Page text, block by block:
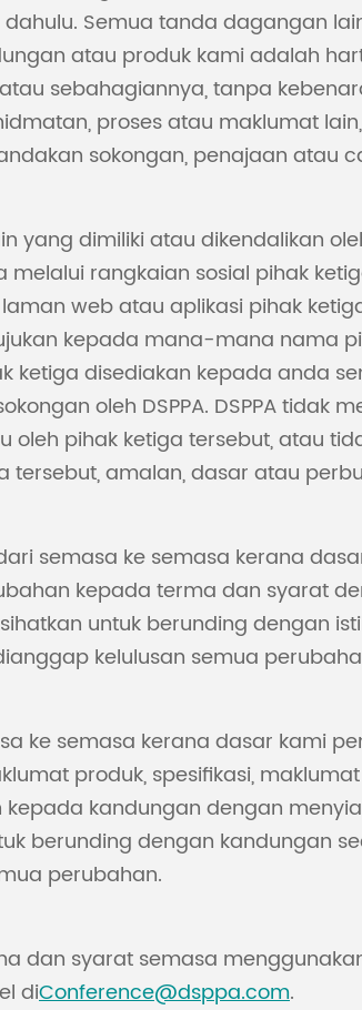
Semua tanda dagangan
atau produk kami adalah
sebahagiannya, tanpa
proses atau maklumat
sokongan, penajaan atau
yang dimiliki atau dikendalikan
rangkaian sosial pihak
web atau aplikasi pihak
kepada mana-mana nama
ketiga disediakan kepada anda
oleh DSPPA. DSPPA tidak
pihak ketiga tersebut, atau
amalan, dasar atau
semasa ke semasa kerana
kepada terma dan syarat
untuk berunding dengan
kelulusan semua
ke semasa kerana dasar kami
produk, spesifikasi,
kandungan dengan
berunding dengan kandungan
perubahan.
dan syarat semasa
diConference@dsppa.com.